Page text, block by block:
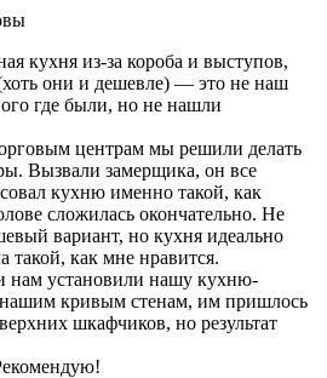
кухня из-за короба и выступов,
они и дешевле) — это не наш
где были, но не нашли
центрам мы решили делать
Вызвали замерщика, он все
кухню именно такой, как
сложилась окончательно. Не
вариант, но кухня идеально
такой, как мне нравится.
нам установили нашу кухню-
нашим кривым стенам, им пришлось
шкафчиков, но результат